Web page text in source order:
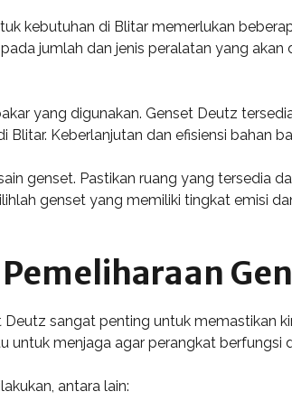
kebutuhan di Blitar memerlukan
jumlah dan jenis peralatan yang
yang digunakan. Genset Deutz
Blitar. Keberlanjutan dan efisiensi bahan
genset. Pastikan ruang yang tersedia
genset yang memiliki tingkat emisi
sangat penting untuk memastikan
untuk menjaga agar perangkat berfungsi
antara lain: